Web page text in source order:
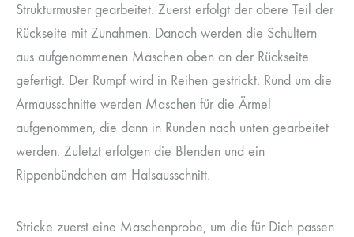
Strukturmuster gearbeitet. Zuerst erfolgt der obere Teil der
Rückseite mit Zunahmen. Danach werden die Schultern
aus aufgenommenen Maschen oben an der Rückseite
gefertigt. Der Rumpf wird in Reihen gestrickt. Rund um die
Armausschnitte werden Maschen für die Ärmel
aufgenommen, die dann in Runden nach unten gearbeitet
werden. Zuletzt erfolgen die Blenden und ein
Rippenbündchen am Halsausschnitt.
Stricke zuerst eine Maschenprobe, um die für Dich passen